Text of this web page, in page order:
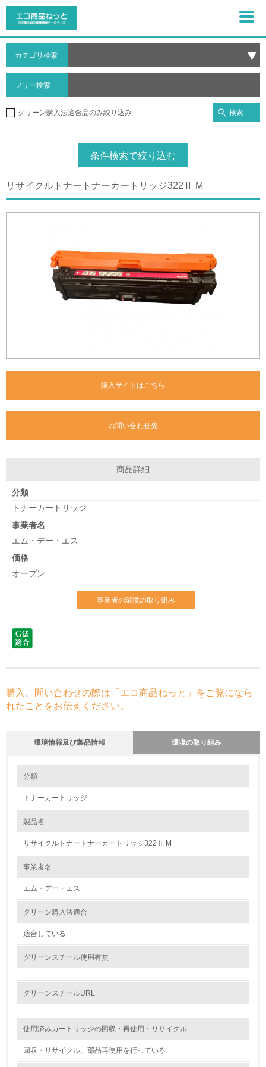
カテゴリ検索
フリー検索
グリーン購入法適合品のみ絞り込み 検索
条件検索で絞り込む
リサイクルトナートナーカートリッジ322Ⅱ M
購入サイトはこちら
お問い合わせ先
商品詳細
分類
トナーカートリッジ
事業者名
エム・デー・エス
価格
オープン
事業者の環境の取り組み
購入、問い合わせの際は「エコ商品ねっと」をご覧になら
れたことをお伝えください。
環境情報及び製品情報 環境の取り組み
1.環境取り組み体制
分類
トナーカートリッジ
製品名
リサイクルトナートナーカートリッジ322Ⅱ M
事業者名
エム・デー・エス
グリーン購入法適合
適合している
グリーンスチール使用有無
グリーンスチールURL
使用済みカートリッジの回収・再使用・リサイクル
回収・リサイクル、部品再使用を行っている